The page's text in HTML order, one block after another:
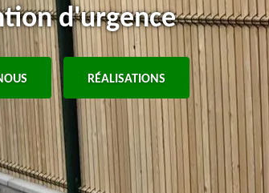
d'urgence
RÉALISATIONS